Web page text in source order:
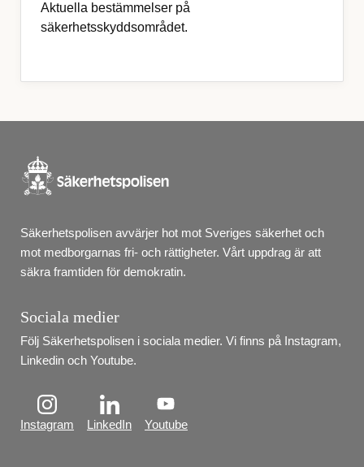
Aktuella bestämmelser på
säkerhetsskyddsområdet.
Säkerhetspolisen avvärjer hot mot Sveriges säkerhet och
mot medborgarnas fri- och rättigheter. Vårt uppdrag är att
säkra framtiden för demokratin.
Sociala medier
Följ Säkerhetspolisen i sociala medier. Vi finns på Instagram,
Linkedin och Youtube.
Instagram LinkedIn Youtube